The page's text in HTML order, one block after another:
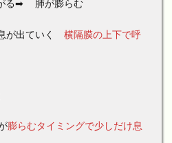
る➡︎ 肺が膨らむ
出ていく 横隔膜の上下で呼
膨らむタイミングで少しだけ息